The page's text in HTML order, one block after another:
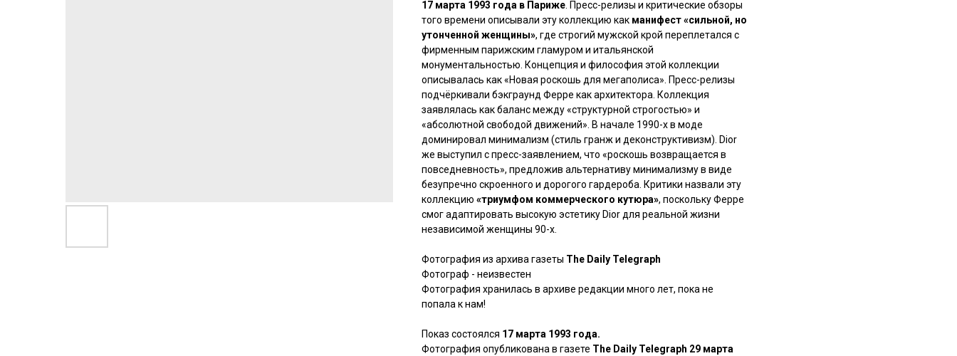
17 марта 1993 года в Париже. Пресс-релизы и критические обзоры
того времени описывали эту коллекцию как манифест «сильной, но
утонченной женщины», где строгий мужской крой переплетался с
фирменным парижским гламуром и итальянской
монументальностью. Концепция и философия этой коллекции
описывалась как «Новая роскошь для мегаполиса». Пресс-релизы
подчёркивали бэкграунд Ферре как архитектора. Коллекция
заявлялась как баланс между «структурной строгостью» и
«абсолютной свободой движений». В начале 1990-х в моде
доминировал минимализм (стиль гранж и деконструктивизм). Dior
же выступил с пресс-заявлением, что «роскошь возвращается в
повседневность», предложив альтернативу минимализму в виде
безупречно скроенного и дорогого гардероба. Критики назвали эту
коллекцию «триумфом коммерческого кутюра», поскольку Ферре
смог адаптировать высокую эстетику Dior для реальной жизни
независимой женщины 90-х.
Фотография из архива газеты The Daily Telegraph
Фотограф - неизвестен
Фотография хранилась в архиве редакции много лет, пока не
попала к нам!
Показ состоялся 17 марта 1993 года.
Фотография опубликована в газете The Daily Telegraph 29 марта